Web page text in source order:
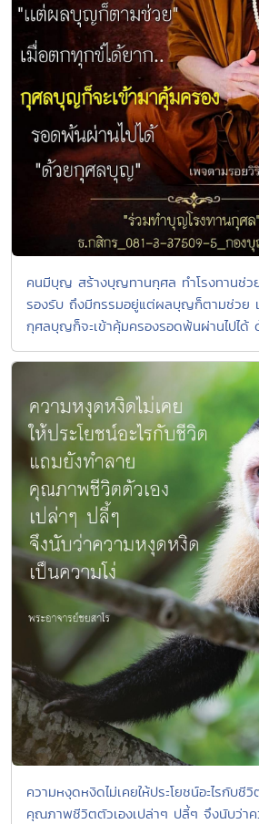
คนมีบุญ สร้างบุญทานกุศล ทำโรงทานช่ว
รองรับ ถึงมีกรรมอยู่แต่ผลบุญก็ตามช่วย
กุศลบุญก็จะเข้าคุ้มครองรอดพ้นผ่านไปไ
ความหงุดหงิดไม่เคยให้ประโยชน์อะไรกับชี
คุณภาพชีวิตตัวเองเปล่าๆ ปลี้ๆ จึงนับว่า